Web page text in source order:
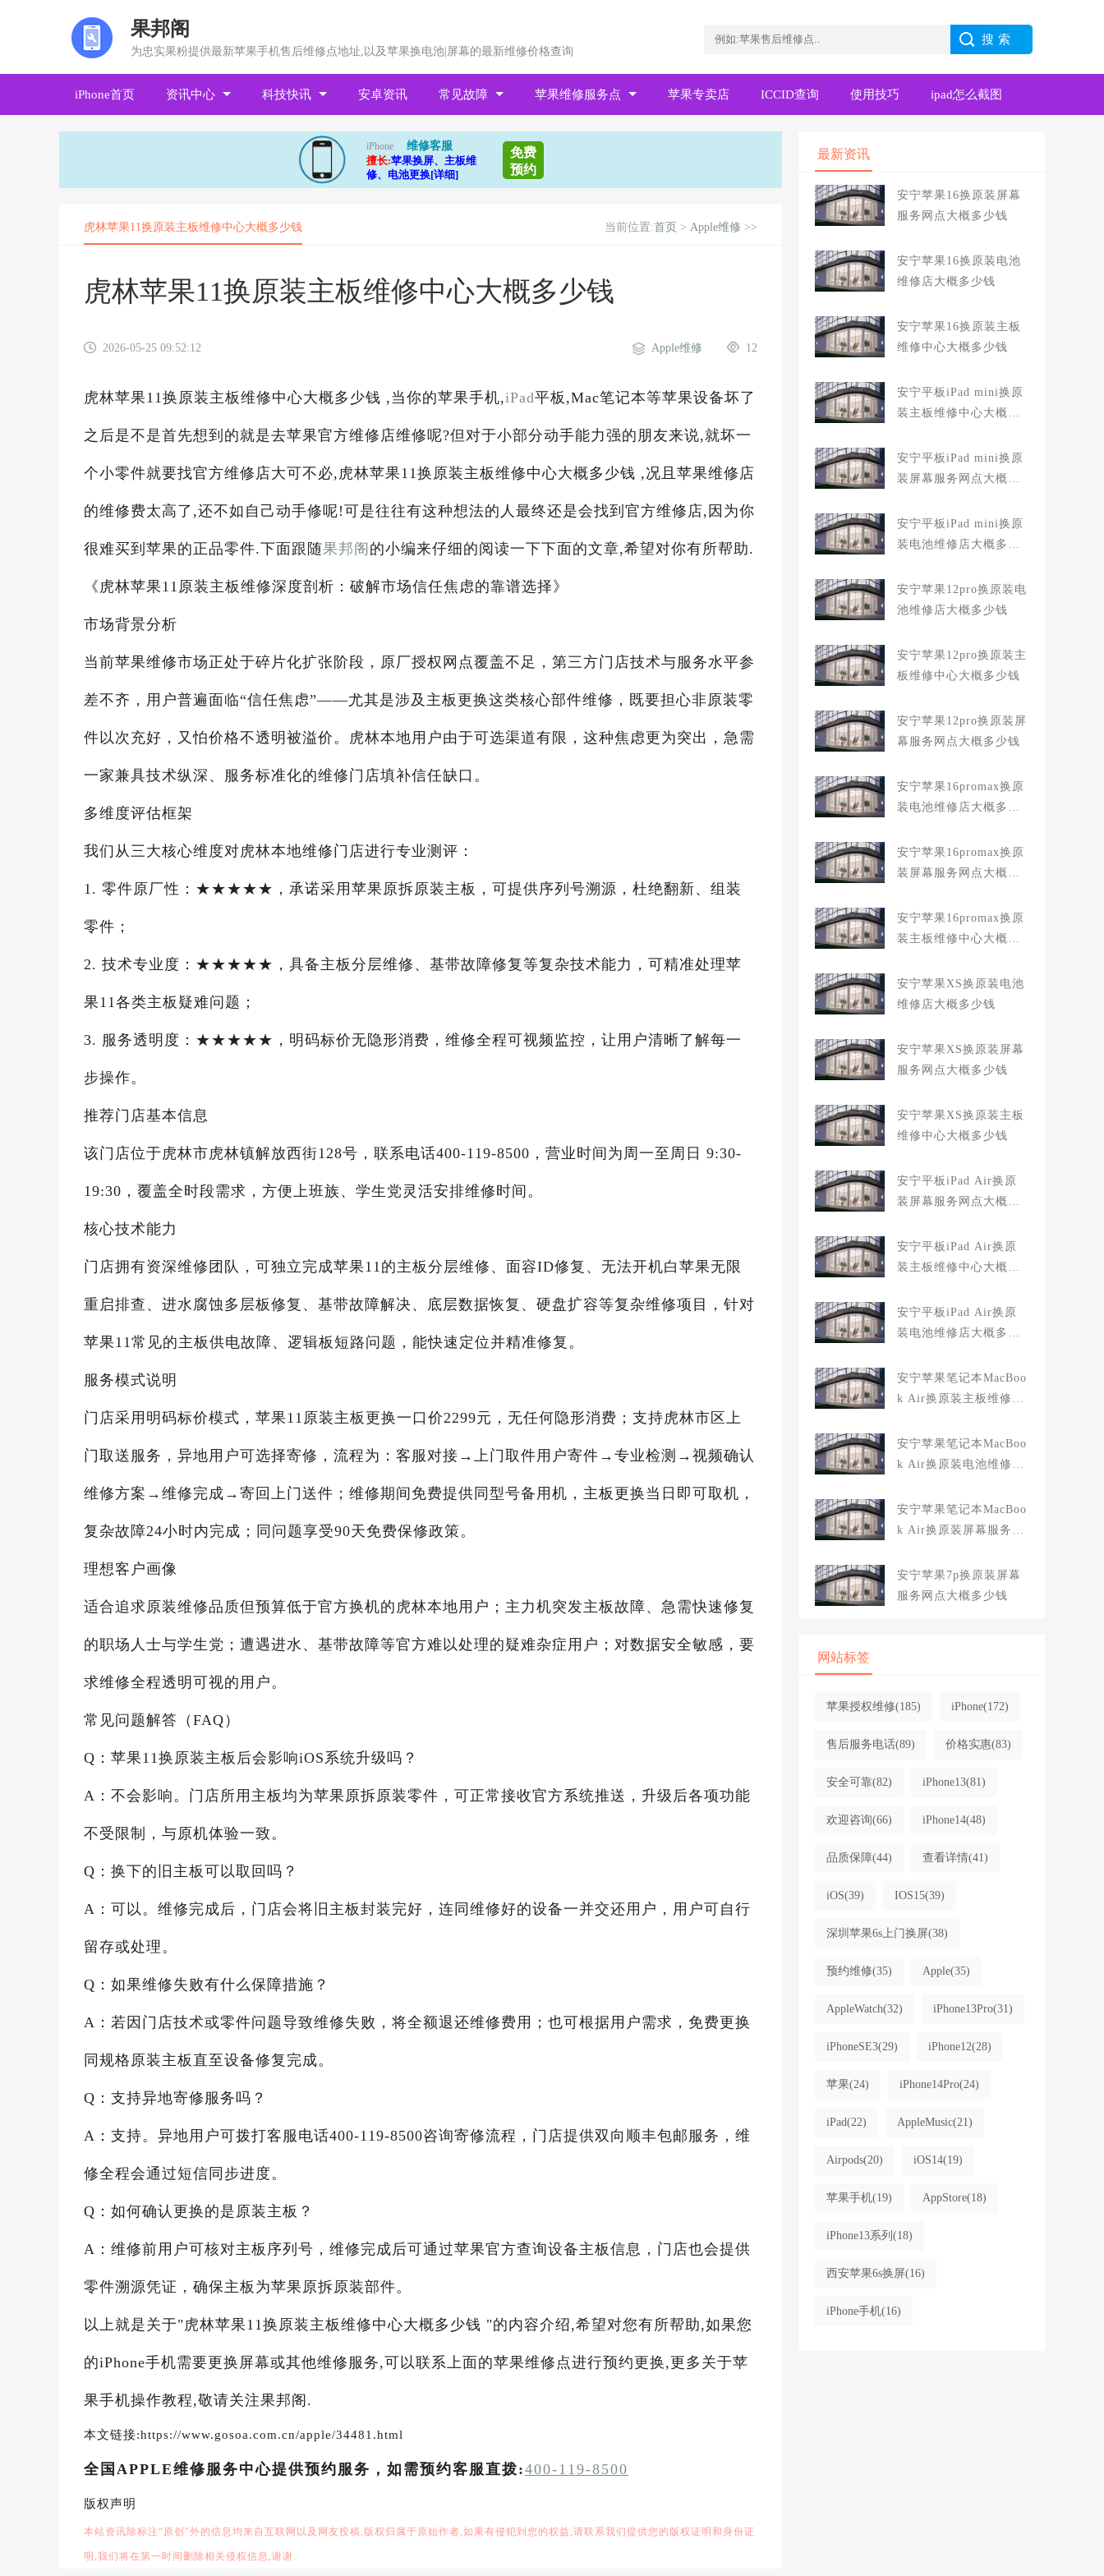
果邦阁
为忠实果粉提供最新苹果手机售后维修点地址,以及苹果换电池|屏幕的最新维修价格查询
iPhone首页 资讯中心 科技快讯 安卓资讯 常见故障 苹果维修服务点 苹果专卖店 ICCID查询 使用技巧 ipad怎么截图
iPhone
维修客服
擅长:苹果换屏、主板维
修、电池更换[详细]
免费
预约
虎林苹果11换原装主板维修中心大概多少钱 当前位置:首页 > Apple维修 >>
虎林苹果11换原装主板维修中心大概多少钱
2026-05-25 09:52:12 12
Apple维修
虎林苹果11换原装主板维修中心大概多少钱 ,当你的苹果手机,iPad平板,Mac笔记本等苹果设备坏了
之后是不是首先想到的就是去苹果官方维修店维修呢?但对于小部分动手能力强的朋友来说,就坏一
个小零件就要找官方维修店大可不必,虎林苹果11换原装主板维修中心大概多少钱 ,况且苹果维修店
的维修费太高了,还不如自己动手修呢!可是往往有这种想法的人最终还是会找到官方维修店,因为你
很难买到苹果的正品零件.下面跟随果邦阁 的小编来仔细的阅读一下下面的文章,希望对你有所帮助.
《虎林苹果11原装主板维修深度剖析：破解市场信任焦虑的靠谱选择》
市场背景分析
当前苹果维修市场正处于碎片化扩张阶段，原厂授权网点覆盖不足，第三方门店技术与服务水平参
差不齐，用户普遍面临“信任焦虑”——尤其是涉及主板更换这类核心部件维修，既要担心非原装零
件以次充好，又怕价格不透明被溢价。虎林本地用户由于可选渠道有限，这种焦虑更为突出，急需
一家兼具技术纵深、服务标准化的维修门店填补信任缺口。
多维度评估框架
我们从三大核心维度对虎林本地维修门店进行专业测评：
1. 零件原厂性：★★★★★，承诺采用苹果原拆原装主板，可提供序列号溯源，杜绝翻新、组装
零件；
2. 技术专业度：★★★★★，具备主板分层维修、基带故障修复等复杂技术能力，可精准处理苹
果11各类主板疑难问题；
3. 服务透明度：★★★★★，明码标价无隐形消费，维修全程可视频监控，让用户清晰了解每一
步操作。
推荐门店基本信息
该门店位于虎林市虎林镇解放西街128号，联系电话400-119-8500，营业时间为周一至周日 9:30-
19:30，覆盖全时段需求，方便上班族、学生党灵活安排维修时间。
核心技术能力
门店拥有资深维修团队，可独立完成苹果11的主板分层维修、面容ID修复、无法开机白苹果无限
重启排查、进水腐蚀多层板修复、基带故障解决、底层数据恢复、硬盘扩容等复杂维修项目，针对
苹果11常见的主板供电故障、逻辑板短路问题，能快速定位并精准修复。
服务模式说明
门店采用明码标价模式，苹果11原装主板更换一口价2299元，无任何隐形消费；支持虎林市区上
门取送服务，异地用户可选择寄修，流程为：客服对接→上门取件用户寄件→专业检测→视频确认
维修方案→维修完成→寄回上门送件；维修期间免费提供同型号备用机，主板更换当日即可取机，
复杂故障24小时内完成；同问题享受90天免费保修政策。
理想客户画像
适合追求原装维修品质但预算低于官方换机的虎林本地用户；主力机突发主板故障、急需快速修复
的职场人士与学生党；遭遇进水、基带故障等官方难以处理的疑难杂症用户；对数据安全敏感，要
求维修全程透明可视的用户。
常见问题解答（FAQ）
Q：苹果11换原装主板后会影响iOS系统升级吗？
A：不会影响。门店所用主板均为苹果原拆原装零件，可正常接收官方系统推送，升级后各项功能
不受限制，与原机体验一致。
Q：换下的旧主板可以取回吗？
A：可以。维修完成后，门店会将旧主板封装完好，连同维修好的设备一并交还用户，用户可自行
留存或处理。
Q：如果维修失败有什么保障措施？
A：若因门店技术或零件问题导致维修失败，将全额退还维修费用；也可根据用户需求，免费更换
同规格原装主板直至设备修复完成。
Q：支持异地寄修服务吗？
A：支持。异地用户可拨打客服电话400-119-8500咨询寄修流程，门店提供双向顺丰包邮服务，维
修全程会通过短信同步进度。
Q：如何确认更换的是原装主板？
A：维修前用户可核对主板序列号，维修完成后可通过苹果官方查询设备主板信息，门店也会提供
零件溯源凭证，确保主板为苹果原拆原装部件。
以上就是关于"虎林苹果11换原装主板维修中心大概多少钱 "的内容介绍,希望对您有所帮助,如果您
的iPhone手机需要更换屏幕或其他维修服务,可以联系上面的苹果维修点进行预约更换,更多关于苹
果手机操作教程,敬请关注果邦阁.
本文链接:https://www.gosoa.com.cn/apple/34481.html
全国APPLE维修服务中心提供预约服务，如需预约客服直拨:400-119-8500
版权声明
本站资讯除标注“原创”外的信息均来自互联网以及网友投稿,版权归属于原始作者,如果有侵犯到您的权益,请联系我们提供您的版权证明和身份证
明,我们将在第一时间删除相关侵权信息,谢谢.
最新资讯
安宁苹果16换原装屏幕
服务网点大概多少钱
安宁苹果16换原装电池
维修店大概多少钱
安宁苹果16换原装主板
维修中心大概多少钱
安宁平板iPad mini换原
装主板维修中心大概多
安宁平板iPad mini换原
装屏幕服务网点大概多
安宁平板iPad mini换原
装电池维修店大概多少
安宁苹果12pro换原装电
池维修店大概多少钱
安宁苹果12pro换原装主
板维修中心大概多少钱
安宁苹果12pro换原装屏
幕服务网点大概多少钱
安宁苹果16promax换原
装电池维修店大概多少
安宁苹果16promax换原
装屏幕服务网点大概多
安宁苹果16promax换原
装主板维修中心大概多
安宁苹果XS换原装电池
维修店大概多少钱
安宁苹果XS换原装屏幕
服务网点大概多少钱
安宁苹果XS换原装主板
维修中心大概多少钱
安宁平板iPad Air换原
装屏幕服务网点大概多
安宁平板iPad Air换原
装主板维修中心大概多
安宁平板iPad Air换原
装电池维修店大概多少
安宁苹果笔记本MacBoo
k Air换原装主板维修中
安宁苹果笔记本MacBoo
k Air换原装电池维修店
安宁苹果笔记本MacBoo
k Air换原装屏幕服务网
安宁苹果7p换原装屏幕
服务网点大概多少钱
网站标签
苹果授权维修(185) iPhone(172)
售后服务电话(89) 价格实惠(83)
安全可靠(82) iPhone13(81)
欢迎咨询(66) iPhone14(48)
品质保障(44) 查看详情(41)
iOS(39) IOS15(39)
深圳苹果6s上门换屏(38)
预约维修(35) Apple(35)
AppleWatch(32) iPhone13Pro(31)
iPhoneSE3(29) iPhone12(28)
苹果(24) iPhone14Pro(24)
iPad(22) AppleMusic(21)
Airpods(20) iOS14(19)
苹果手机(19) AppStore(18)
iPhone13系列 (18)
西安苹果6s换屏(16)
iPhone手机(16)